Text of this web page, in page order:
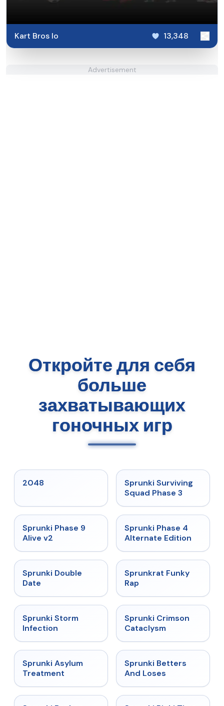
Kart Bros Io 13,348
Advertisement
Откройте для себя
больше
захватывающих
гоночных игр
2048 ★ 4.7
Sprunki Surviving
Squad Phase 3
★
Sprunki Phase 9
Alive v2
★
Sprunki Phase 4
Alternate Edition
★
Sprunki Double
Date
★ 4.7
Sprunkrat Funky
Rap
★
Sprunki Storm
Infection
★ 4.7
Sprunki Crimson
Cataclysm
★
Sprunki Asylum
Treatment
★
Sprunki Betters
And Loses